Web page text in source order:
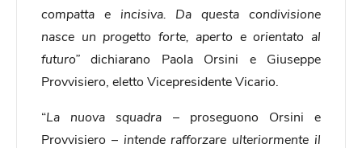
compatta e incisiva. Da questa condivisione
nasce un progetto forte, aperto e orientato al
futuro”dichiarano Paola Orsini e Giuseppe
Provvisiero, eletto Vicepresidente Vicario.
“La nuova squadra –proseguono Orsini e
Provvisiero – intende rafforzare ulteriormente il